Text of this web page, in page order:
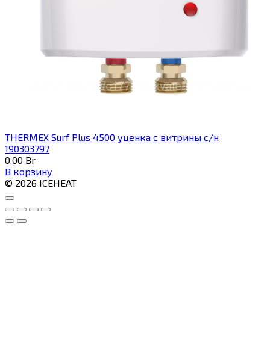
THERMEX Surf Plus 4500 уценка с витрины с/н
190303797
0,00 Br
В корзину
© 2026 ICEHEAT